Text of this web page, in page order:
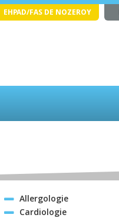
EHPAD/FAS DE NOZEROY
Allergologie
Cardiologie